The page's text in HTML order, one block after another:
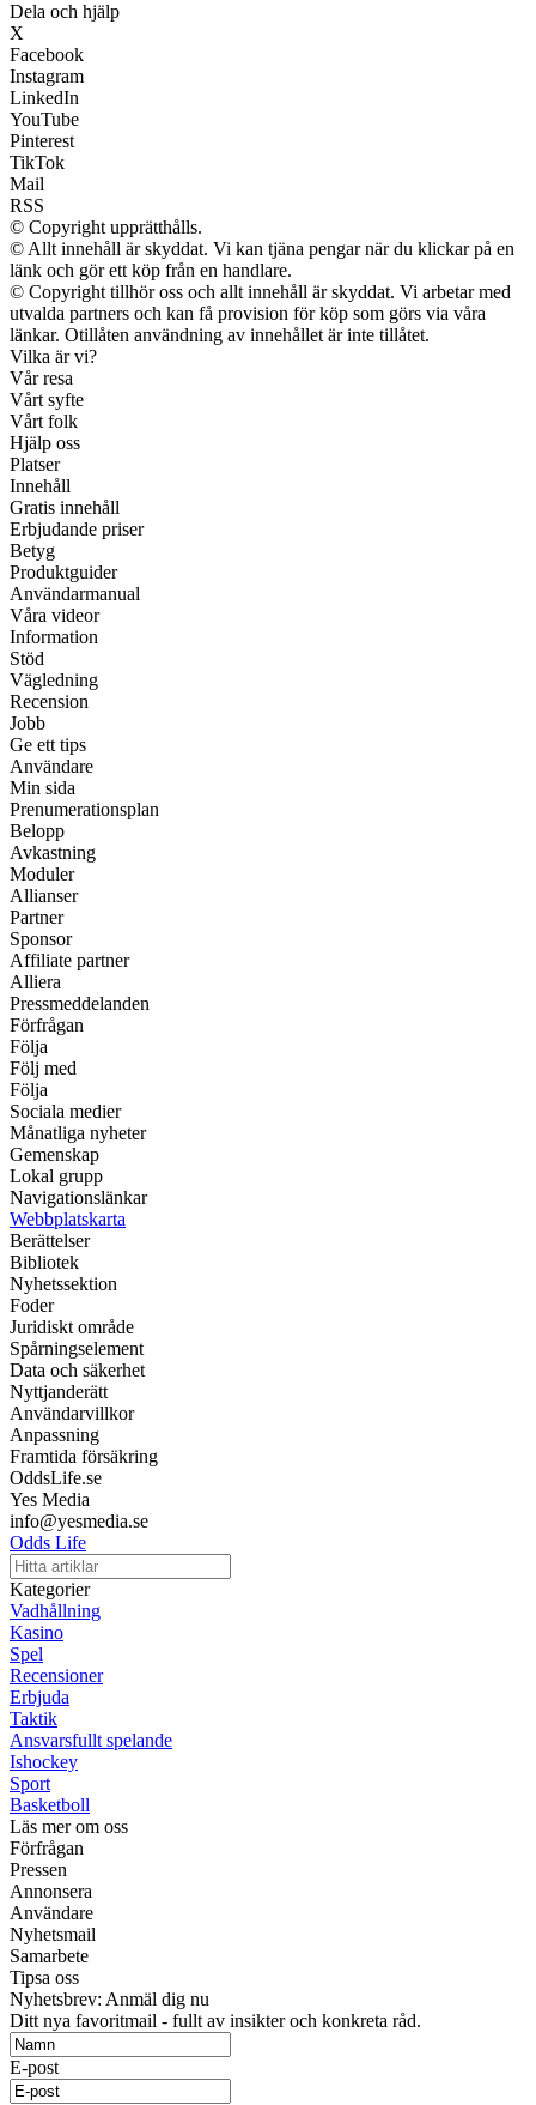
Dela och hjälp
X
Facebook
Instagram
LinkedIn
YouTube
Pinterest
TikTok
Mail
RSS
© Copyright upprätthålls.
© Allt innehåll är skyddat. Vi kan tjäna pengar när du klickar på en
länk och gör ett köp från en handlare.
© Copyright tillhör oss och allt innehåll är skyddat. Vi arbetar med
utvalda partners och kan få provision för köp som görs via våra
länkar. Otillåten användning av innehållet är inte tillåtet.
Vilka är vi?
Vår resa
Vårt syfte
Vårt folk
Hjälp oss
Platser
Innehåll
Gratis innehåll
Erbjudande priser
Betyg
Produktguider
Användarmanual
Våra videor
Information
Stöd
Vägledning
Recension
Jobb
Ge ett tips
Användare
Min sida
Prenumerationsplan
Belopp
Avkastning
Moduler
Allianser
Partner
Sponsor
Affiliate partner
Alliera
Pressmeddelanden
Förfrågan
Följa
Följ med
Följa
Sociala medier
Månatliga nyheter
Gemenskap
Lokal grupp
Navigationslänkar
Webbplatskarta
Berättelser
Bibliotek
Nyhetssektion
Foder
Juridiskt område
Spårningselement
Data och säkerhet
Nyttjanderätt
Användarvillkor
Anpassning
Framtida försäkring
OddsLife.se
Yes Media
info@yesmedia.se
Odds Life
Kategorier
Vadhållning
Kasino
Spel
Recensioner
Erbjuda
Taktik
Ansvarsfullt spelande
Ishockey
Sport
Basketboll
Läs mer om oss
Förfrågan
Pressen
Annonsera
Användare
Nyhetsmail
Samarbete
Tipsa oss
Nyhetsbrev: Anmäl dig nu
Ditt nya favoritmail - fullt av insikter och konkreta råd.
E-post